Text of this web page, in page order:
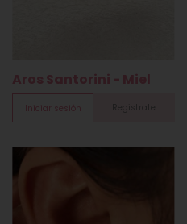
Aros Santorini - Miel
Iniciar sesión